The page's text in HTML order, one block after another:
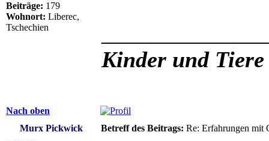
Beiträge: 179
Wohnort: Liberec,
Tschechien
Kinder und
Nach oben
Murx Pickwick
Betreff des Beitrags: Re: Erfahrungen mit